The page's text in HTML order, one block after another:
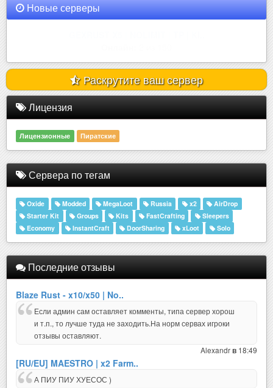
Новые серверы
Раскрутите ваш сервер
Лицензия
Лицензионные Пиратские
Сервера по тегам
Oxide Modded MegaLoot Russia x2
AirDrop
Starter Kit
Groups Kits FastCrafting
Sleepers
Economy
InstantCraft DoorSharing xLoot Solo
Последние отзывы
Blaze Rust - x10/x50 | No..
Если админ сам оставляет комменты, типа сервер хорош
и т.п., то лучше туда не заходить.На норм сервах игроки
отзывы оставляют.
Alexandrв 18:49
[RU/EU] MAESTRO | x2 Farm..
А ПИУ ПИУ ХУЕСОС )